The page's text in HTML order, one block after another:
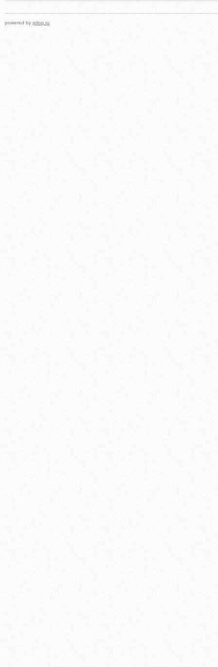
powered by prlog.ru